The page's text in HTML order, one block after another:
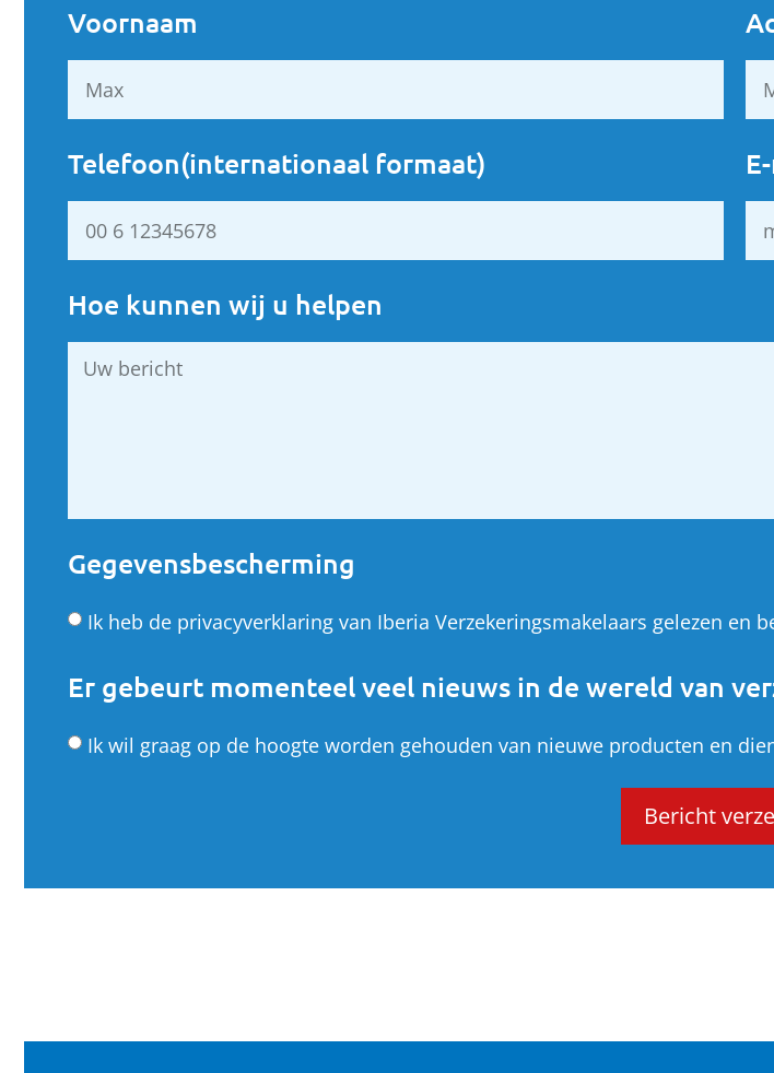
Voornaam
Telefoon(internationaal formaat)
Hoe kunnen wij u helpen
Gegevensbescherming
Ik heb de privacyverklaring van Iberia Verzekeringsmakelaars gelezen en
Er gebeurt momenteel veel nieuws in de wereld van
Ik wil graag op de hoogte worden gehouden van nieuwe producten en
Bericht